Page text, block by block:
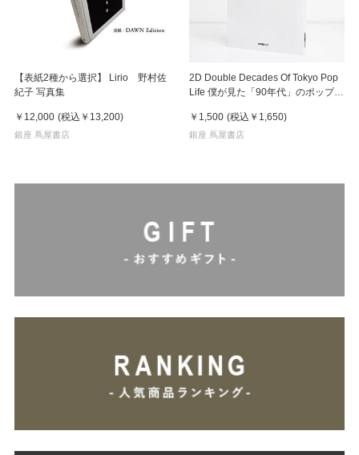
【表紙2種から選択】 Lirio 野村佐
紀子 写真集
￥12,000 (税込 ￥13,200)
銀座 蔦屋書店
2D Double Decades Of Tokyo Pop
Life 僕が見た「90年代」のポップカ
￥1,500 (税込 ￥1,650)
銀座 蔦屋書店